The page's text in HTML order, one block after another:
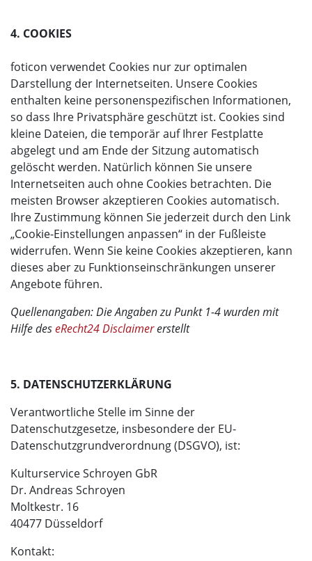
4. COOKIES
foticon verwendet Cookies nur zur optimalen
Darstellung der Internetseiten. Unsere Cookies
enthalten keine personenspezifischen Informationen,
so dass Ihre Privatsphäre geschützt ist. Cookies sind
kleine Dateien, die temporär auf Ihrer Festplatte
abgelegt und am Ende der Sitzung automatisch
gelöscht werden. Natürlich können Sie unsere
Internetseiten auch ohne Cookies betrachten. Die
meisten Browser akzeptieren Cookies automatisch.
Ihre Zustimmung können Sie jederzeit durch den Link
„Cookie-Einstellungen anpassen“ in der Fußleiste
widerrufen. Wenn Sie keine Cookies akzeptieren, kann
dieses aber zu Funktionseinschränkungen unserer
Angebote führen.
Quellenangaben: Die Angaben zu Punkt 1-4 wurden mit
Hilfe deseRecht24 Disclaimererstellt
5. DATENSCHUTZERKLÄRUNG
Verantwortliche Stelle im Sinne der
Datenschutzgesetze, insbesondere der EU-
Datenschutzgrundverordnung (DSGVO), ist:
Kulturservice Schroyen GbR
Dr. Andreas Schroyen
Moltkestr. 16
40477 Düsseldorf
Kontakt: